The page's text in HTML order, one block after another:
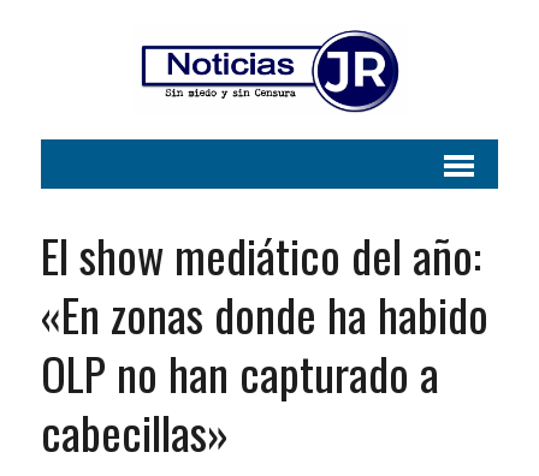
El show mediático del año:
«En zonas donde ha habido
OLP no han capturado a
cabecillas»